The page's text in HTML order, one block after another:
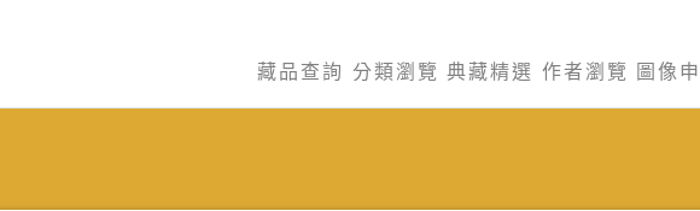
藏品查詢 分類瀏覽 典藏精選 作者瀏覽 圖像